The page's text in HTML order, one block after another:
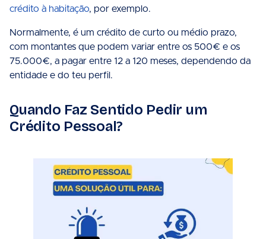
crédito à habitação, por exemplo.
Normalmente, é um crédito de curto ou médio prazo,
com montantes que podem variar entre os 500€ e os
75.000€, a pagar entre 12 a 120 meses, dependendo da
entidade e do teu perfil.
Quando Faz Sentido Pedir um
Crédito Pessoal?